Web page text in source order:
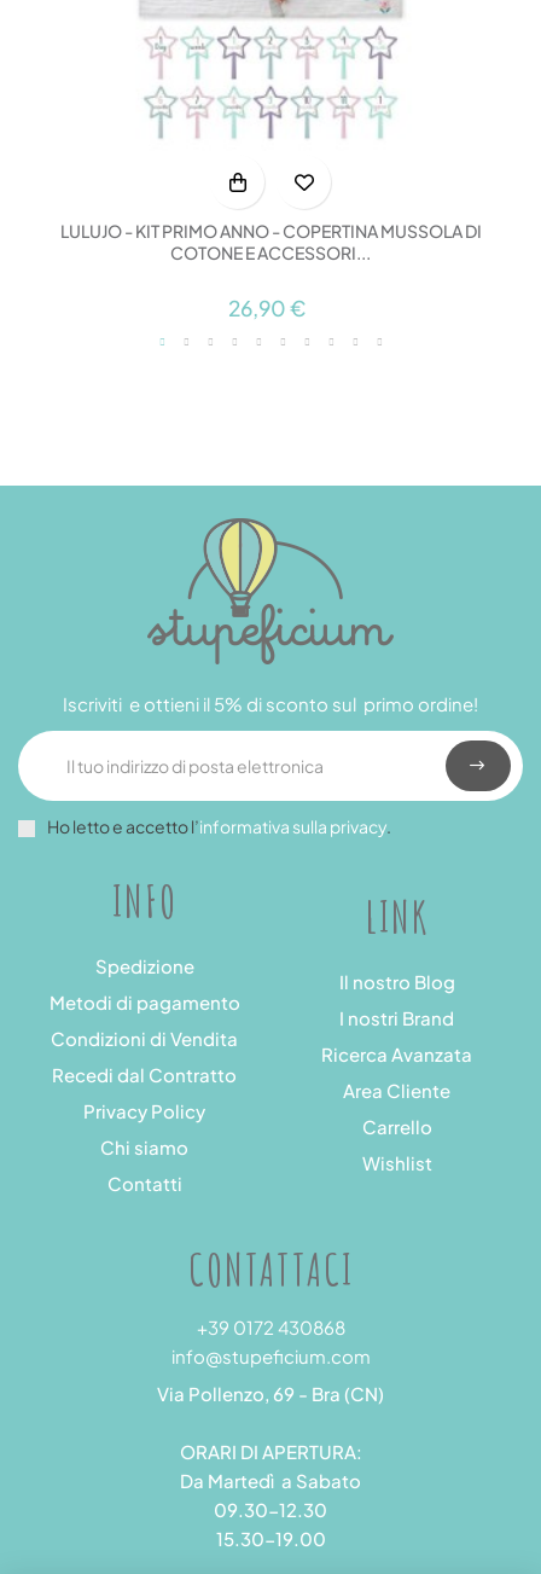
LULUJO - KIT PRIMO ANNO - COPERTINA MUSSOLA DI
COTONE E ACCESSORI...
26,90 €
INFO
Spedizione
Metodi di pagamento
Condizioni di Vendita
Recedi dal Contratto
Privacy Policy
Chi siamo
Contatti
LINK
Il nostro Blog
I nostri Brand
Ricerca Avanzata
Area Cliente
Carrello
Wishlist
Iscriviti e ottieni il 5% di sconto sul primo ordine!
Ho letto e accetto l’informativa sulla privacy.
CONTATTACI
+39 0172 430868
info@stupeficium.com
Via Pollenzo, 69 - Bra (CN)
ORARI DI APERTURA:
Da Martedì a Sabato
09.30-12.30
15.30-19.00